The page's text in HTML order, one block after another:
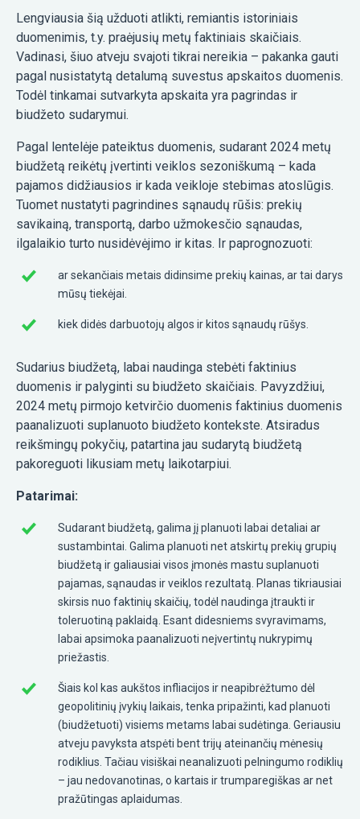
Lengviausia šią užduoti atlikti, remiantis istoriniais
duomenimis, t.y. praėjusių metų faktiniais skaičiais.
Vadinasi, šiuo atveju svajoti tikrai nereikia – pakanka gauti
pagal nusistatytą detalumą suvestus apskaitos duomenis.
Todėl tinkamai sutvarkyta apskaita yra pagrindas ir
biudžeto sudarymui.
Pagal lentelėje pateiktus duomenis, sudarant 2024 metų
biudžetą reikėtų įvertinti veiklos sezoniškumą – kada
pajamos didžiausios ir kada veikloje stebimas atoslūgis.
Tuomet nustatyti pagrindines sąnaudų rūšis: prekių
savikainą, transportą, darbo užmokesčio sąnaudas,
ilgalaikio turto nusidėvėjimo ir kitas. Ir paprognozuoti:
ar sekančiais metais didinsime prekių kainas, ar tai darys
mūsų tiekėjai.
kiek didės darbuotojų algos ir kitos sąnaudų rūšys.
Sudarius biudžetą, labai naudinga stebėti faktinius
duomenis ir palyginti su biudžeto skaičiais. Pavyzdžiui,
2024 metų pirmojo ketvirčio duomenis faktinius duomenis
paanalizuoti suplanuoto biudžeto kontekste. Atsiradus
reikšmingų pokyčių, patartina jau sudarytą biudžetą
pakoreguoti likusiam metų laikotarpiui.
Patarimai:
Sudarant biudžetą, galima jį planuoti labai detaliai ar
sustambintai. Galima planuoti net atskirtų prekių grupių
biudžetą ir galiausiai visos įmonės mastu suplanuoti
pajamas, sąnaudas ir veiklos rezultatą. Planas tikriausiai
skirsis nuo faktinių skaičių, todėl naudinga įtraukti ir
toleruotiną paklaidą. Esant didesniems svyravimams,
labai apsimoka paanalizuoti neįvertintų nukrypimų
priežastis.
Šiais kol kas aukštos infliacijos ir neapibrėžtumo dėl
geopolitinių įvykių laikais, tenka pripažinti, kad planuoti
(biudžetuoti) visiems metams labai sudėtinga. Geriausiu
atveju pavyksta atspėti bent trijų ateinančių mėnesių
rodiklius. Tačiau visiškai neanalizuoti pelningumo rodiklių
– jau nedovanotinas, o kartais ir trumparegiškas ar net
pražūtingas aplaidumas.